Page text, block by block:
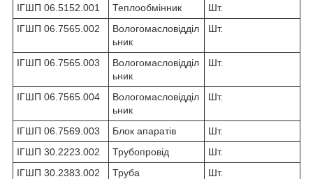
ІГШП 06.5152.001
Теплообмінник
Шт.
ІГШП 06.7565.002
Вологомасловідділ
ьник
Шт.
ІГШП 06.7565.003
Вологомасловідділ
ьник
Шт.
ІГШП 06.7565.004
Вологомасловідділ
ьник
Шт.
ІГШП 06.7569.003 Блок апаратів
Шт.
ІГШП 30.2223.002
Трубопровід
Шт.
ІГШП 30.2383.002
Труба
Шт.